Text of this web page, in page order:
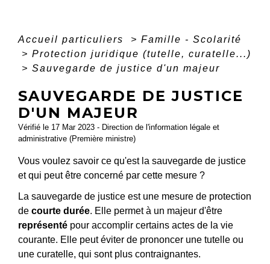
Accueil particuliers > Famille - Scolarité
> Protection juridique (tutelle, curatelle...)
> Sauvegarde de justice d'un majeur
SAUVEGARDE DE JUSTICE
D'UN MAJEUR
Vérifié le 17 Mar 2023 - Direction de l'information légale et
administrative (Première ministre)
Vous voulez savoir ce qu'est la sauvegarde de justice
et qui peut être concerné par cette mesure ?
La sauvegarde de justice est une mesure de protection
de courte durée. Elle permet à un majeur d'être
représenté pour accomplir certains actes de la vie
courante. Elle peut éviter de prononcer une tutelle ou
une curatelle, qui sont plus contraignantes.